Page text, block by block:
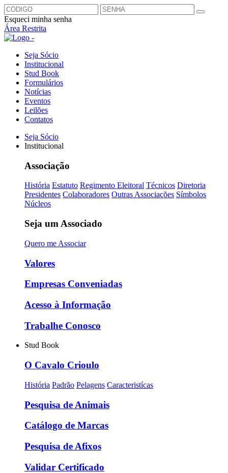
Esqueci minha senha
Área Restrita
Seja Sócio
Institucional
Stud Book
Formulários
Notícias
Eventos
Leilões
Contatos
Seja Sócio
Institucional
Associação
História Estatuto Regimento Eleitoral Técnicos Diretoria
Presidentes Colaboradores Outras Associações Símbolos
Núcleos
Seja um Associado
Quero me Associar
Valores
Empresas Conveniadas
Acesso à Informação
Trabalhe Conosco
Stud Book
O Cavalo Crioulo
História Padrão Pelagens Caracteristícas
Pesquisa de Animais
Catálogo de Marcas
Pesquisa de Afixos
Validar Certificado